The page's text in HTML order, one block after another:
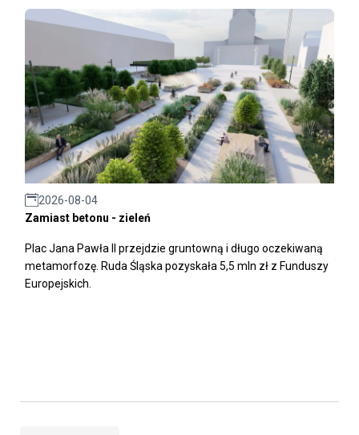
2026-08-04
Zamiast betonu - zieleń
Plac Jana Pawła II przejdzie gruntowną i długo oczekiwaną
metamorfozę. Ruda Śląska pozyskała 5,5 mln zł z Funduszy
Europejskich.